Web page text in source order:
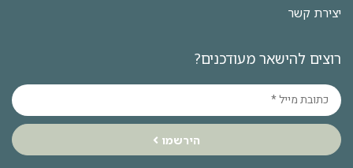
יצירת קשר
רוצים להישאר מעודכנים?
הירשמו